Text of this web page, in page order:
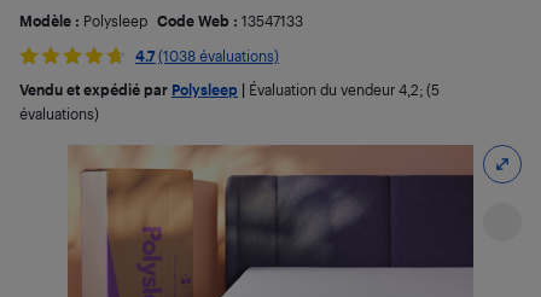
Modèle : Polysleep Code Web : 13547133
4.7 (1038 évaluations)
Vendu et expédié par Polysleep Évaluation du vendeur 4,2; (5
évaluations)